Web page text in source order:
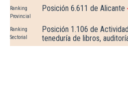
Ranking
Provincial
Posición 6.611 de Alicante
Ranking
Sectorial
Posición 1.106 de
teneduría de libros,